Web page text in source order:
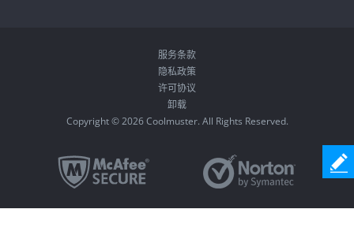
服务条款
隐私政策
许可协议
卸载
Copyright © 2026 Coolmuster. All Rights Reserved.